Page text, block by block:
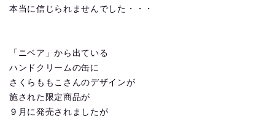
本当に信じられませんでした・・・
「ニベア」から出ている
ハンドクリームの缶に
さくらももこさんのデザインが
施された限定商品が
９月に発売されましたが